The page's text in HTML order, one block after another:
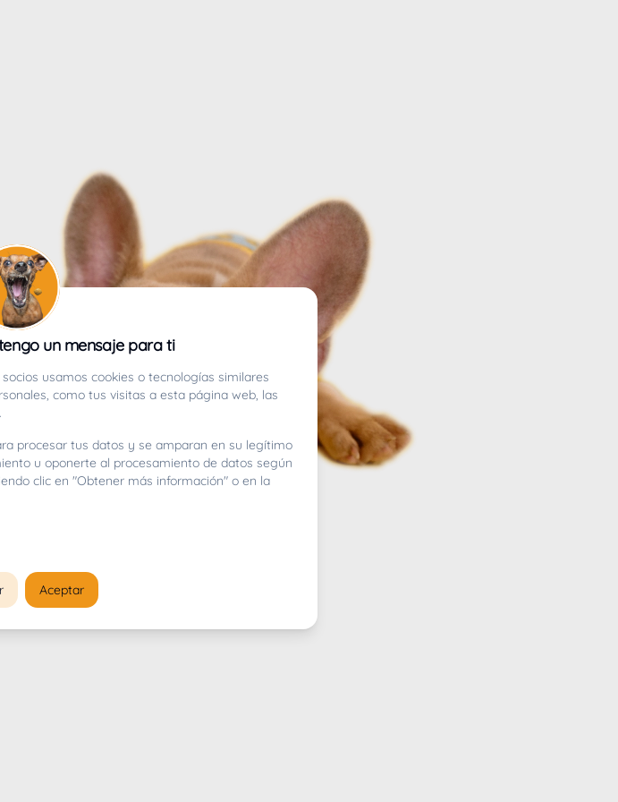
un mensaje para ti
usamos cookies o tecnologías similares
como tus visitas a esta página web, las
procesar tus datos y se amparan en su legítimo
u oponerte al procesamiento de datos según
clic en "Obtener más información" o en la
Aceptar